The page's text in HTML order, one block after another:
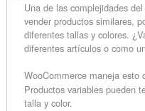
Una de las complejidades
vender productos similares,
diferentes tallas y colores.
diferentes artículos o como
WooCommerce maneja esto
Productos variables pueden
talla y color.